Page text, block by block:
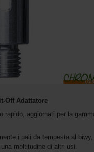
Off Adattatore
rapido, aggiornati per la
i pali da tempesta al
moltitudine di altri usi.